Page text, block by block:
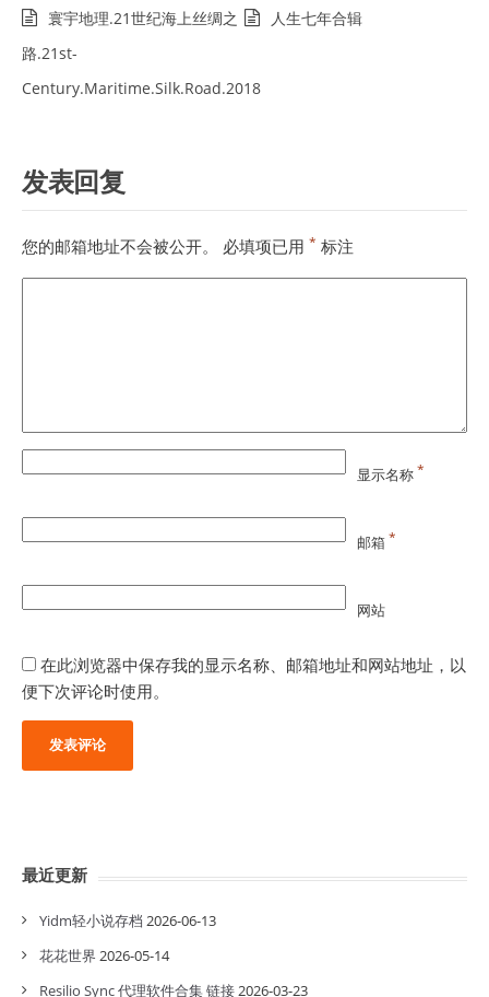
寰宇地理.21世纪海上丝绸之
路.21st-
Century.Maritime.Silk.Road.2018
人生七年合辑
发表回复
您的邮箱地址不会被公开。 必填项已用 * 标注
显示名称*
邮箱*
网站
在此浏览器中保存我的显示名称、邮箱地址和网站地址，以
便下次评论时使用。
最近更新
Yidm轻小说存档 2026-06-13
花花世界 2026-05-14
Resilio Sync 代理软件合集 链接2026-03-23